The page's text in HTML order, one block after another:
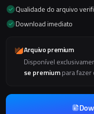
Qualidade do arquivo
Download imediato
Arquivo premium
Disponível
se premiumpara